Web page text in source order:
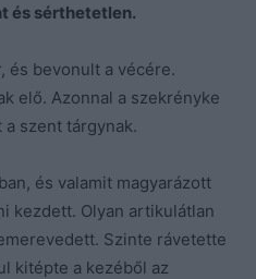
és sérthetetlen.
és bevonult a vécére.
elő. Azonnal a szekrényke
szent tárgynak.
és valamit magyarázott
kezdett. Olyan artikulátlan
Szinte rávetette
kitépte a kezéből az